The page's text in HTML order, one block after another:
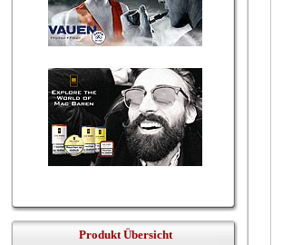
Produkt Übersicht